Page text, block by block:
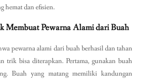
hemat dan efisien.
Membuat Pewarna Alami dari Buah
pewarna alami dari buah berhasil dan tahan
trik bisa diterapkan. Pertama, gunakan buah
Buah yang matang memiliki kandungan